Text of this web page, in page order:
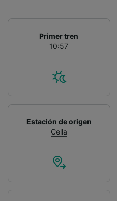
Primer tren
10:57
Estación de origen
Cella